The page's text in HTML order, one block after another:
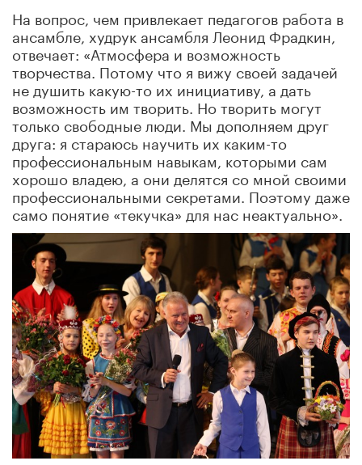
На вопрос, чем привлекает педагогов работа в
ансамбле, худрук ансамбля Леонид Фрадкин,
отвечает: «Атмосфера и возможность
творчества. Потому что я вижу своей задачей
не душить какую-то их инициативу, а дать
возможность им творить. Но творить могут
только свободные люди. Мы дополняем друг
друга: я стараюсь научить их каким-то
профессиональным навыкам, которыми сам
хорошо владею, а они делятся со мной своими
профессиональными секретами. Поэтому даже
само понятие «текучка» для нас неактуально».